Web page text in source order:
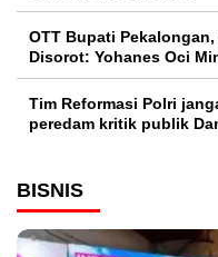
OTT Bupati Pekalongan,
Disorot: Yohanes Oci
Tim Reformasi Polri
peredam kritik publik
BISNIS